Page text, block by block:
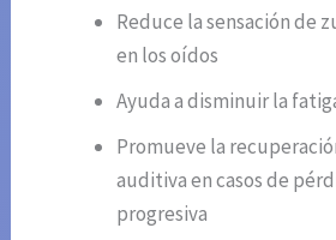
Reduce la sensación de
en los oídos
Ayuda a disminuir la
Promueve la
auditiva en casos de
progresiva